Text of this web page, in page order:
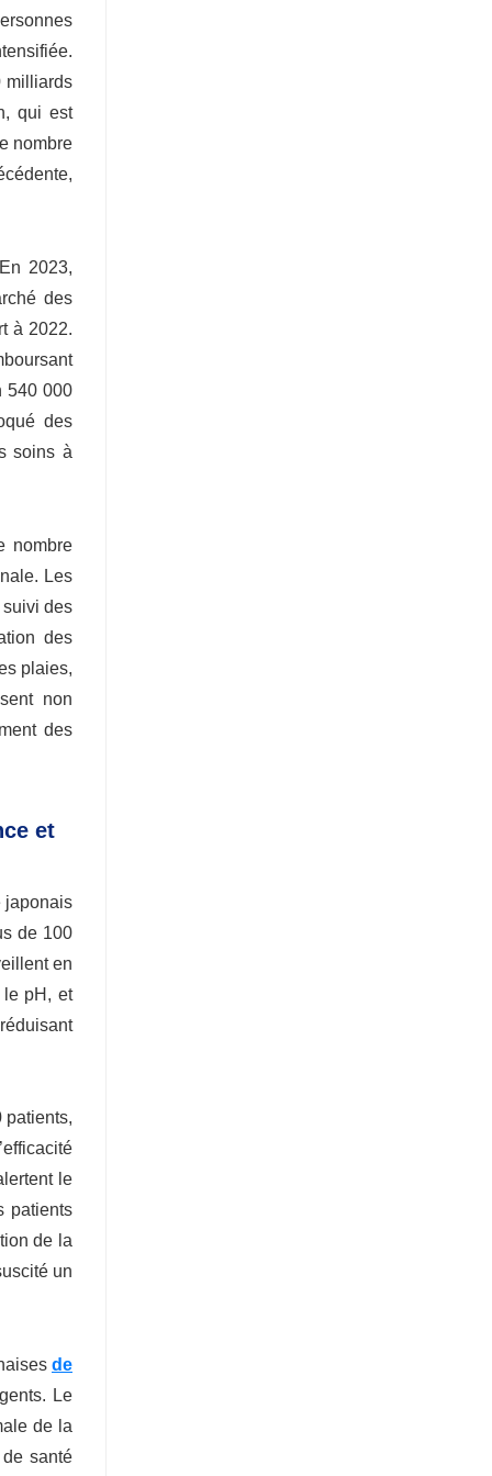
milliards
qui est
nombre
2023,
des
à 2022.
540 000
des
soins à
nombre
Les
suivi des
des
plaies,
non
des
et
japonais
de 100
en
le pH, et
patients,
le
patients
de la
un
de
Le
de la
santé